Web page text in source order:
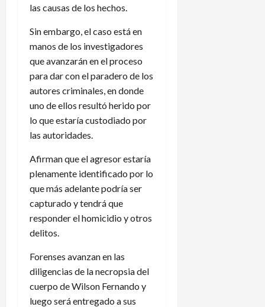
las causas de los hechos.
Sin embargo, el caso está en
manos de los investigadores
que avanzarán en el proceso
para dar con el paradero de los
autores criminales, en donde
uno de ellos resultó herido por
lo que estaría custodiado por
las autoridades.
Afirman que el agresor estaría
plenamente identificado por lo
que más adelante podría ser
capturado y tendrá que
responder el homicidio y otros
delitos.
Forenses avanzan en las
diligencias de la necropsia del
cuerpo de Wilson Fernando y
luego será entregado a sus